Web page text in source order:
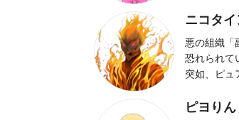
ニコタ
悪の組織「
恐れられて
突如、ピュ
ピヨりん